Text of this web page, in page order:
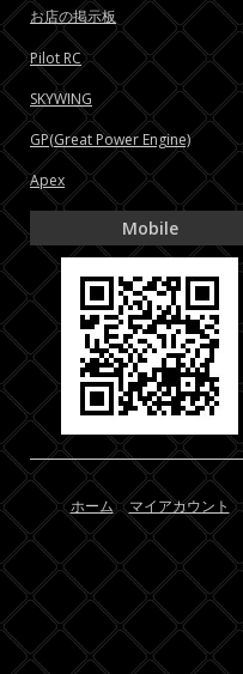
お店の掲示板
Pilot RC
SKYWING
GP(Great Power Engine)
Apex
Mobile
ホーム マイアカウント